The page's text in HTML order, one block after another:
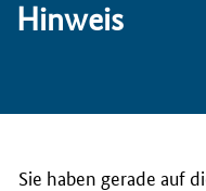
Hin­weis
Sie haben gerade auf